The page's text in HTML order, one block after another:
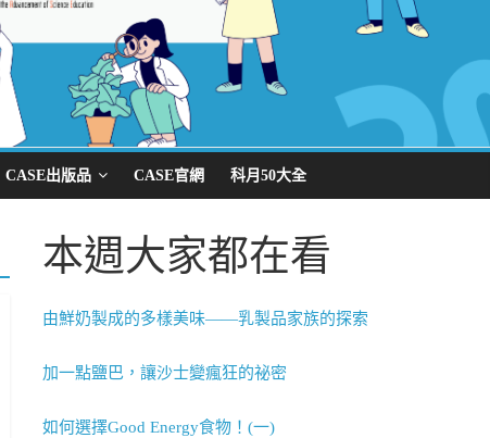
CASE出版品 CASE官網 科月50大全
本週大家都在看
由鮮奶製成的多樣美味——乳製品家族的探索
加一點鹽巴，讓沙士變瘋狂的祕密
如何選擇Good Energy食物！(一)